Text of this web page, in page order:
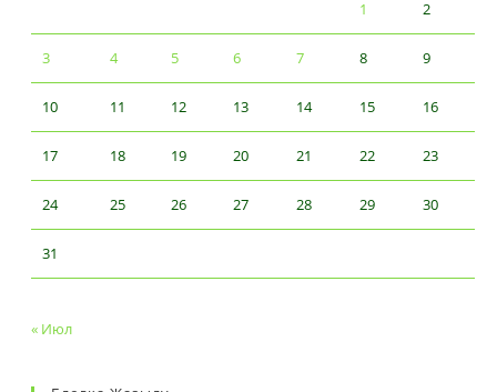
1 2
3 4 5 6 7 8 9
10 11 12 13 14 15 16
17 18 19 20 21 22 23
24 25 26 27 28 29 30
31
« Июл